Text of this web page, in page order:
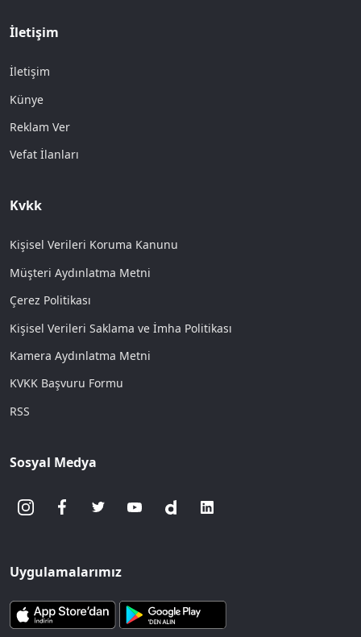
İletişim
İletişim
Künye
Reklam Ver
Vefat İlanları
Kvkk
Kişisel Verileri Koruma Kanunu
Müşteri Aydınlatma Metni
Çerez Politikası
Kişisel Verileri Saklama ve İmha Politikası
Kamera Aydınlatma Metni
KVKK Başvuru Formu
RSS
Sosyal Medya
Uygulamalarımız